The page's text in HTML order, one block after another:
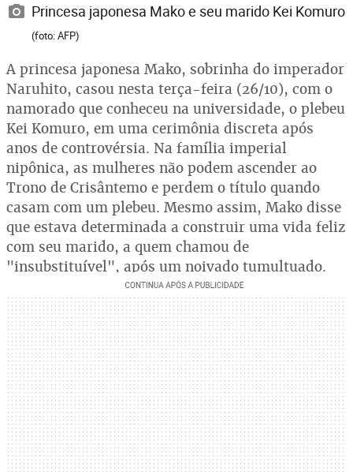
Princesa japonesa Mako e seu marido Kei Komuro
(foto: AFP)
A princesa japonesa Mako, sobrinha do imperador
Naruhito, casou nesta terça-feira (26/10), com o
namorado que conheceu na universidade, o plebeu
Kei Komuro, em uma cerimônia discreta após
anos de controvérsia. Na família imperial
nipônica, as mulheres não podem ascender ao
Trono de Crisântemo e perdem o título quando
casam com um plebeu. Mesmo assim, Mako disse
que estava determinada a construir uma vida feliz
com seu marido, a quem chamou de
"insubstituível", após um noivado tumultuado.